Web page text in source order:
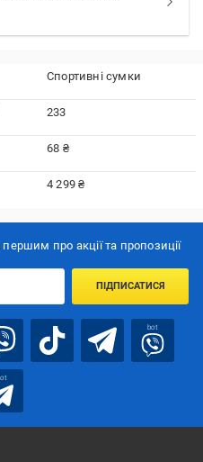
Спортивні сумки
233
68 ₴
4 299 ₴
про акції та пропозиції
ПІДПИСАТИСЯ
bot